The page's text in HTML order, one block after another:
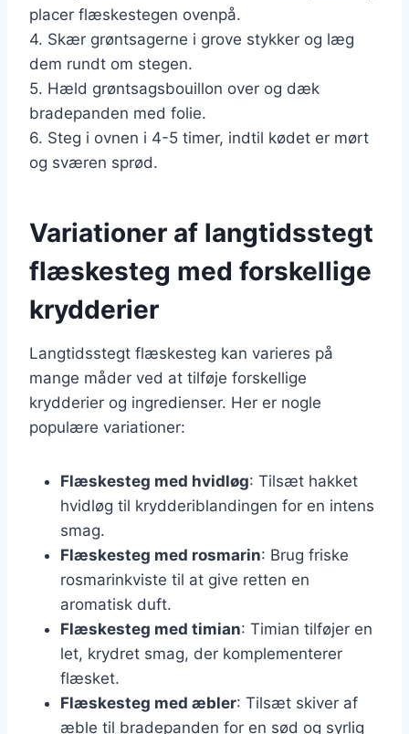
placer flæskestegen ovenpå.
4. Skær grøntsagerne i grove stykker og læg
dem rundt om stegen.
5. Hæld grøntsagsbouillon over og dæk
bradepanden med folie.
6. Steg i ovnen i 4-5 timer, indtil kødet er mørt
og sværen sprød.
Variationer af langtidsstegt
flæskesteg med forskellige
krydderier
Langtidsstegt flæskesteg kan varieres på
mange måder ved at tilføje forskellige
krydderier og ingredienser. Her er nogle
populære variationer:
Flæskesteg med hvidløg: Tilsæt hakket
hvidløg til krydderiblandingen for en intens
smag.
Flæskesteg med rosmarin: Brug friske
rosmarinkviste til at give retten en
aromatisk duft.
Flæskesteg med timian: Timian tilføjer en
let, krydret smag, der komplementerer
flæsket.
Flæskesteg med æbler: Tilsæt skiver af
æble til bradepanden for en sød og syrlig